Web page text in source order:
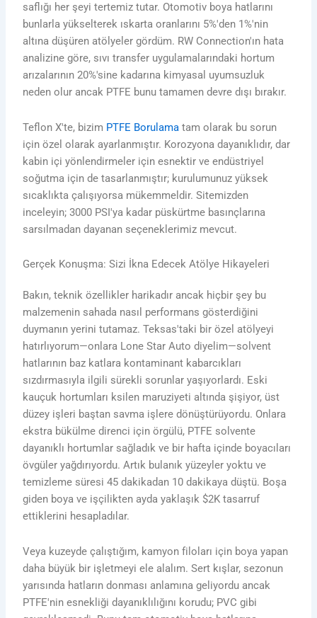
saflığı her şeyi tertemiz tutar. Otomotiv boya hatlarını
bunlarla yükselterek ıskarta oranlarını 5%'den 1%'nin
altına düşüren atölyeler gördüm. RW Connection'ın hata
analizine göre, sıvı transfer uygulamalarındaki hortum
arızalarının 20%'sine kadarına kimyasal uyumsuzluk
neden olur ancak PTFE bunu tamamen devre dışı bırakır.
Teflon X'te, bizim PTFE Borulama tam olarak bu sorun
için özel olarak ayarlanmıştır. Korozyona dayanıklıdır, dar
kabin içi yönlendirmeler için esnektir ve endüstriyel
soğutma için de tasarlanmıştır; kurulumunuz yüksek
sıcaklıkta çalışıyorsa mükemmeldir. Sitemizden
inceleyin; 3000 PSI'ya kadar püskürtme basınçlarına
sarsılmadan dayanan seçeneklerimiz mevcut.
Gerçek Konuşma: Sizi İkna Edecek Atölye Hikayeleri
Bakın, teknik özellikler harikadır ancak hiçbir şey bu
malzemenin sahada nasıl performans gösterdiğini
duymanın yerini tutamaz. Teksas'taki bir özel atölyeyi
hatırlıyorum—onlara Lone Star Auto diyelim—solvent
hatlarının baz katlara kontaminant kabarcıkları
sızdırmasıyla ilgili sürekli sorunlar yaşıyorlardı. Eski
kauçuk hortumları ksilen maruziyeti altında şişiyor, üst
düzey işleri baştan savma işlere dönüştürüyordu. Onlara
ekstra bükülme direnci için örgülü, PTFE solvente
dayanıklı hortumlar sağladık ve bir hafta içinde boyacıları
övgüler yağdırıyordu. Artık bulanık yüzeyler yoktu ve
temizleme süresi 45 dakikadan 10 dakikaya düştü. Boşa
giden boya ve işçilikten ayda yaklaşık $2K tasarruf
ettiklerini hesapladılar.
Veya kuzeyde çalıştığım, kamyon filoları için boya yapan
daha büyük bir işletmeyi ele alalım. Sert kışlar, sezonun
yarısında hatların donması anlamına geliyordu ancak
PTFE'nin esnekliği dayanıklılığını korudu; PVC gibi